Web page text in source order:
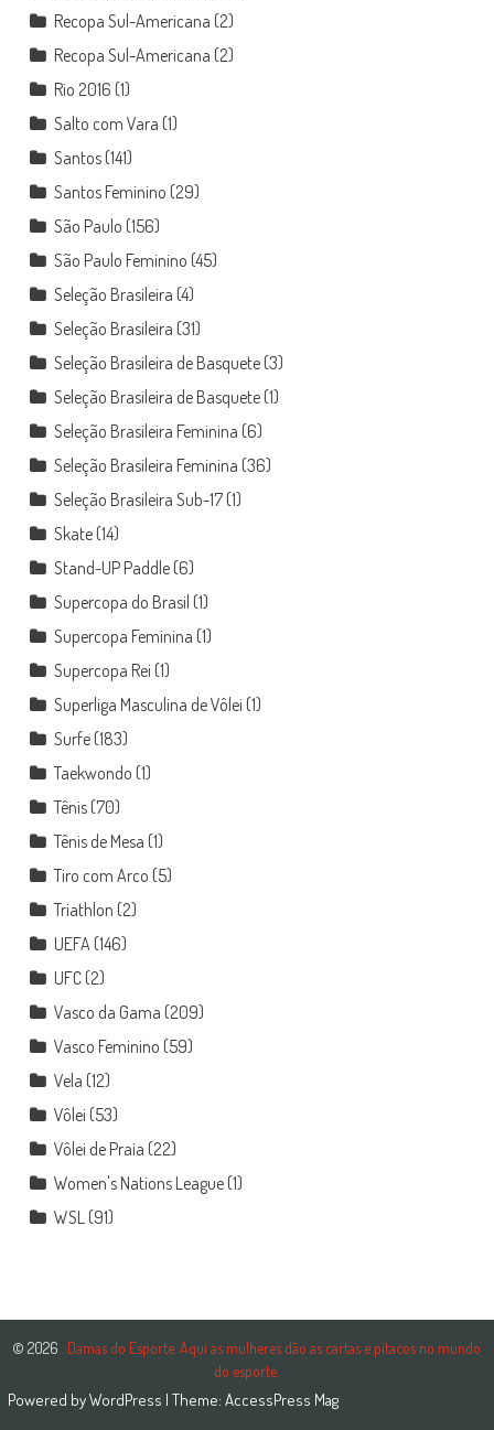
Recopa Sul-Americana (2)
Recopa Sul-Americana (2)
Rio 2016 (1)
Salto com Vara (1)
Santos(141)
Santos Feminino (29)
São Paulo (156)
São Paulo Feminino (45)
Seleção Brasileira (4)
Seleção Brasileira (31)
Seleção Brasileira de Basquete(3)
Seleção Brasileira de Basquete(1)
Seleção Brasileira Feminina (6)
Seleção Brasileira Feminina (36)
Seleção Brasileira Sub-17(1)
Skate(14)
Stand-UP Paddle(6)
Supercopa do Brasil (1)
Supercopa Feminina (1)
Supercopa Rei (1)
Superliga Masculina de Vôlei (1)
Surfe(183)
Taekwondo (1)
Tênis(70)
Tênis de Mesa (1)
Tiro com Arco (5)
Triathlon (2)
UEFA(146)
UFC(2)
Vasco da Gama (209)
Vasco Feminino (59)
Vela (12)
Vôlei (53)
Vôlei de Praia (22)
Women's Nations League(1)
WSL(91)
© 2026 . Damas do Esporte. Aqui as mulheres dão as cartas e pitacos no mundo
do esporte.
Powered byWordPress | Theme: AccessPress Mag